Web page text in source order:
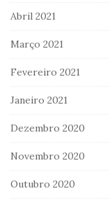
Abril 2021
Março 2021
Fevereiro 2021
Janeiro 2021
Dezembro 2020
Novembro 2020
Outubro 2020